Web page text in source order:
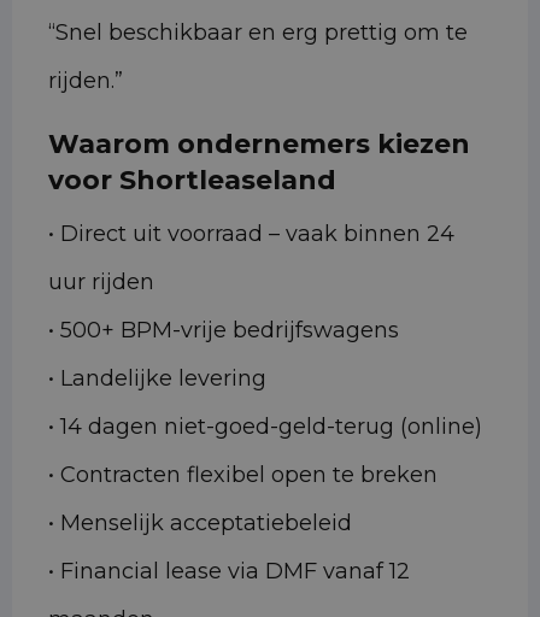
“Snel beschikbaar en erg prettig om te
rijden.”
Waarom ondernemers kiezen
voor Shortleaseland
• Direct uit voorraad – vaak binnen 24
uur rijden
• 500+ BPM-vrije bedrijfswagens
• Landelijke levering
• 14 dagen niet-goed-geld-terug (online)
• Contracten flexibel open te breken
• Menselijk acceptatiebeleid
• Financial lease via DMF vanaf 12